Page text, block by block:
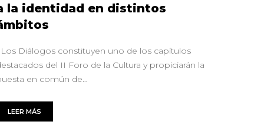
la identidad en distintos
Diálogos constituyen uno de los capítulos
del II Foro de la Cultura y propiciarán la
en común de…
LEER MÁS